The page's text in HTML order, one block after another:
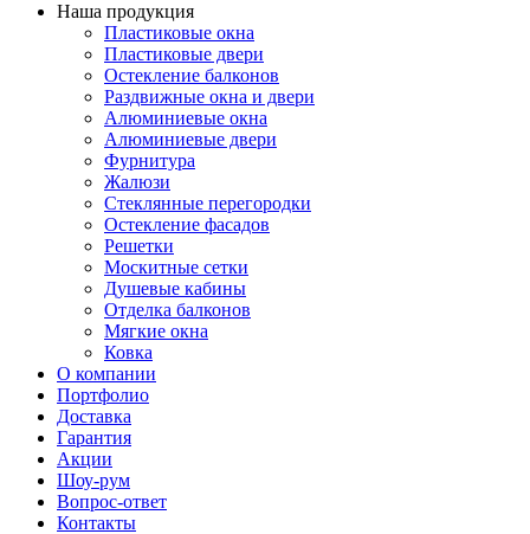
Наша продукция
Пластиковые окна
Пластиковые двери
Остекление балконов
Раздвижные окна и двери
Алюминиевые окна
Алюминиевые двери
Фурнитура
Жалюзи
Стеклянные перегородки
Остекление фасадов
Решетки
Москитные сетки
Душевые кабины
Отделка балконов
Мягкие окна
Ковка
О компании
Портфолио
Доставка
Гарантия
Акции
Шоу-рум
Вопрос-ответ
Контакты